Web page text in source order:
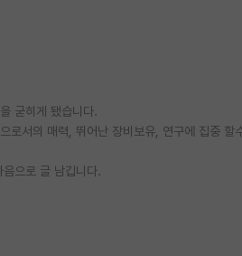
굳히게 됐습니다.
로서의 매력, 뛰어난 장비보유, 연구에 집중 할
으로 글 남깁니다.